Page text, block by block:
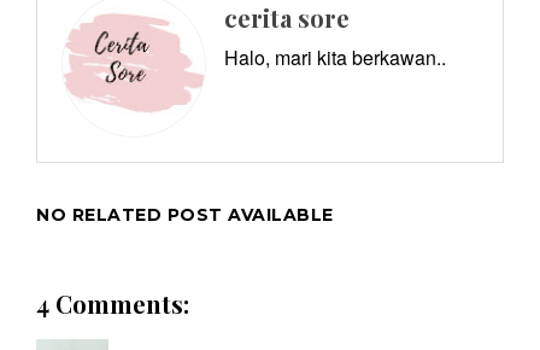
cerita sore
Halo, mari kita berkawan..
NO RELATED POST AVAILABLE
4 Comments: